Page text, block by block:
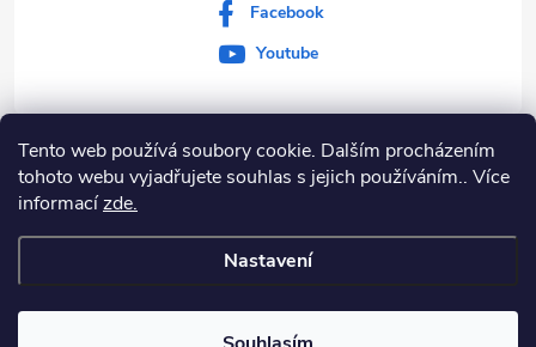
Tento web používá soubory cookie. Dalším procházením
tohoto webu vyjadřujete souhlas s jejich používáním.. Více
informacízde.
Nastavení
Informace pro vás
Facebook
Youtube
Copyright 2026BMW Lifestyle. Všechna práva vyhrazena.